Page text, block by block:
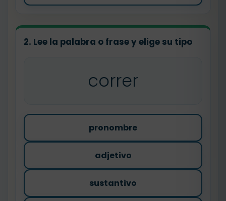
2. Lee la palabra o frase y elige su tipo
correr
pronombre
adjetivo
sustantivo